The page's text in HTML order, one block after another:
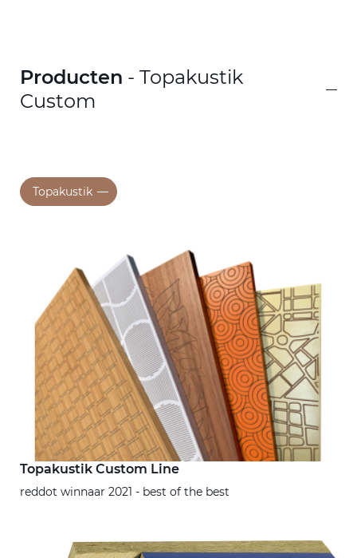
Producten - Topakustik
Custom
Topakustik
Topakustik Custom Line
reddot winnaar 2021 - best of the best